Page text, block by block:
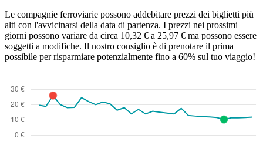
Le compagnie ferroviarie possono addebitare prezzi dei biglietti più
alti con l'avvicinarsi della data di partenza. I prezzi nei prossimi
giorni possono variare da circa 10,32 € a 25,97 € ma possono essere
soggetti a modifiche. Il nostro consiglio è di prenotare il prima
possibile per risparmiare potenzialmente fino a 60% sul tuo viaggio!